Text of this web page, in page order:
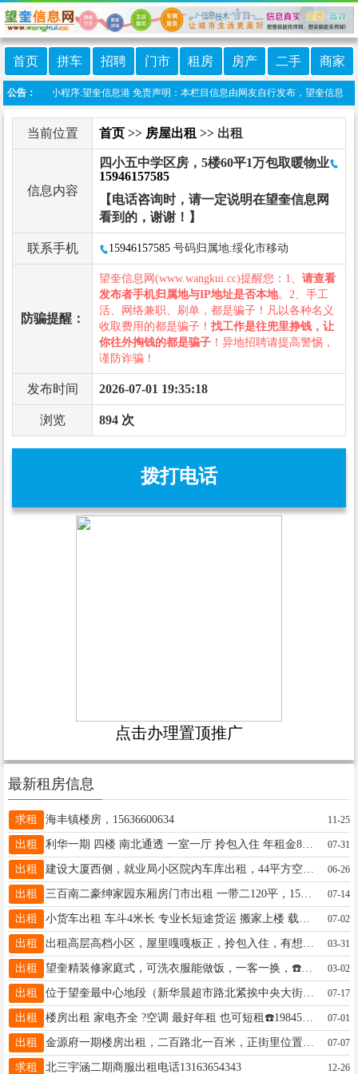
首页 拼车 招聘 门市 租房 房产 二手 商家
公告：
上线微信小程序:望奎信息港 免责声明：本栏目信息由网友自行发布，望奎信息网
当前位置 首页 >> 房屋出租 >> 出租
信息内容
四小五中学区房，5楼60平1万包取暖物业
15946157585
【电话咨询时，请一定说明在望奎信息网
看到的，谢谢！】
联系手机 15946157585 号码归属地:绥化市移动
防骗提醒：
望奎信息网(www.wangkui.cc)提醒您：1、 请查看
发布者手机归属地与IP地址是否本地。2、手工
活、网络兼职、刷单，都是骗子！凡以各种名义
收取费用的都是骗子！ 找工作是往兜里挣钱，让
你往外掏钱的都是骗子 ！异地招聘请提高警惕，
谨防诈骗！
发布时间 2026-07-01 19:35:18
浏览 894 次
拨打电话
点击办理置顶推广
最新租房信息
求租 海丰镇楼房，15636600634 11-25
出租 利华一期 四楼 南北通透 一室一厅 拎包入住 年租金8000元 包取暖物业 07-31
出租 建设大厦西侧，就业局小区院内车库出租，44平方空间大，停车方便，车库有装修，电话：18645565959 06-26
出租 三百南二豪绅家园东厢房门市出租 一带二120平，15045548611 07-14
出租 07-02
出租 03-31
出租 望奎精装修家庭式，可洗衣服能做饭，一客一换，☎️18745578835 03-02
出租 位于望奎最中心地段（新华晨超市路北紧挨中央大街）三室一厅81平。改造后的小区干净整洁，人口少管理优，室内宽敞明亮，家具家电齐全拎包入住，价格优惠。电话15636630101 07-17
出租 楼房出租 家电齐全 ?空调 最好年租 也可短租☎️19845546067 07-01
出租 金源府一期楼房出租，二百路北一百米，正街里位置50平方，6楼有缓台不累，装修环境好，年租金6500，取暖物业费全在内，日租房，中介请绕行，18745573302 07-07
求租 北三宇涵二期商服出租电话13163654343 12-26